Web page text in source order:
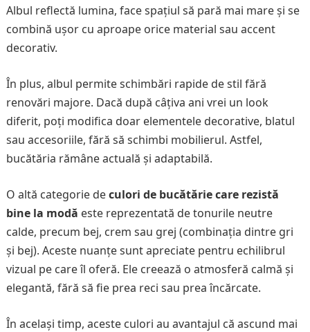
Albul reflectă lumina, face spațiul să pară mai mare și se
combină ușor cu aproape orice material sau accent
decorativ.
În plus, albul permite schimbări rapide de stil fără
renovări majore. Dacă după câțiva ani vrei un look
diferit, poți modifica doar elementele decorative, blatul
sau accesoriile, fără să schimbi mobilierul. Astfel,
bucătăria rămâne actuală și adaptabilă.
O altă categorie deculori de bucătărie care rezistă
bine la modă este reprezentată de tonurile neutre
calde, precum bej, crem sau grej (combinația dintre gri
și bej). Aceste nuanțe sunt apreciate pentru echilibrul
vizual pe care îl oferă. Ele creează o atmosferă calmă și
elegantă, fără să fie prea reci sau prea încărcate.
În același timp, aceste culori au avantajul că ascund mai